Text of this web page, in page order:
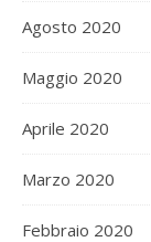
Agosto 2020
Maggio 2020
Aprile 2020
Marzo 2020
Febbraio 2020